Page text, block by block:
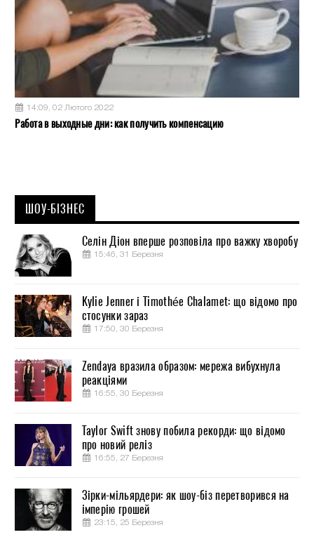
14:09, 02 Лютого 2022
Работа в выходные дни: как получить компенсацию
ШОУ-БІЗНЕС
Селін Діон вперше розповіла про важку хворобу
15:46, 31 Березня
Kylie Jenner і Timothée Chalamet: що відомо про
стосунки зараз
17:50, 30 Березня
Zendaya вразила образом: мережа вибухнула
реакціями
16:55, 30 Березня
Taylor Swift знову побила рекорди: що відомо
про новий реліз
16:55, 27 Березня
Зірки-мільярдери: як шоу-біз перетворився на
імперію грошей
23:15, 25 Березня